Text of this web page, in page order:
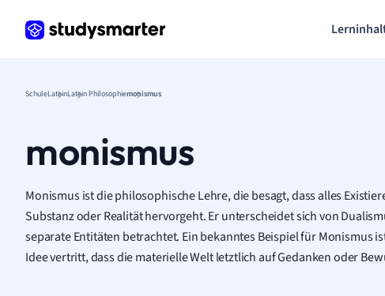
SchuleLateinLatein Philosophiemonismus
monismus
Monismus ist die philosophische Lehre, die besagt, dass alles
Substanz oder Realität hervorgeht. Er unterscheidet sich von
separate Entitäten betrachtet. Ein bekanntes Beispiel für Monismus
Idee vertritt, dass die materielle Welt letztlich auf Gedanken oder